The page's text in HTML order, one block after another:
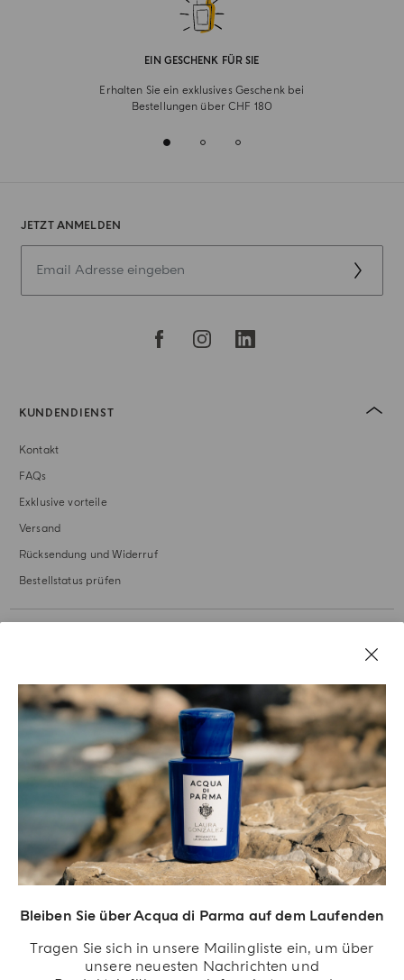
Bleiben Sie über Acqua di Parma auf dem Laufenden
Tragen Sie sich in unsere Mailingliste ein, um über
unsere neuesten Nachrichten und
EIN GESCHENK FÜR SIE
Erhalten Sie ein exklusives Geschenk bei
Bestellungen über CHF 180
JETZT ANMELDEN
KUNDENDIENST
Kontakt
FAQs
Exklusive vorteile
Versand
Rücksendung und Widerruf
Bestellstatus prüfen